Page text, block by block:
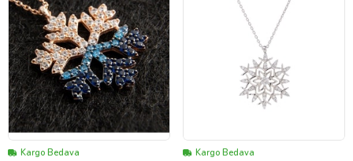
Kargo Bedava Kargo Bedava